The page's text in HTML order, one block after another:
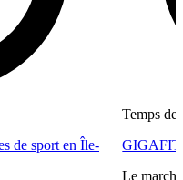
de sport en Île-
Temps de
GIGAFIT
Le